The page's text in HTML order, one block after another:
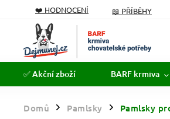
❤️ HODNOCENÍ 📖 PŘÍBĚHY
PODÁVÁME POMOCNOU TLAPKU
✅ Akční zboží BARF krmiva
Domů / Pamlsky / Pamlsky